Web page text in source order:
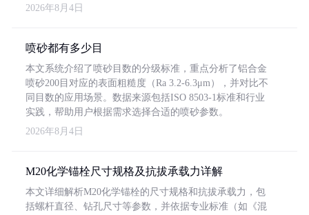
2026年8月4日
喷砂都有多少目
本文系统介绍了喷砂目数的分级标准，重点分析了铝合金
喷砂200目对应的表面粗糙度（Ra 3.2-6.3μm），并对比不
同目数的应用场景。数据来源包括ISO 8503-1标准和行业
实践，帮助用户根据需求选择合适的喷砂参数。
2026年8月4日
M20化学锚栓尺寸规格及抗拔承载力详解
本文详细解析M20化学锚栓的尺寸规格和抗拔承载力，包
括螺杆直径、钻孔尺寸等参数，并依据专业标准（如《混